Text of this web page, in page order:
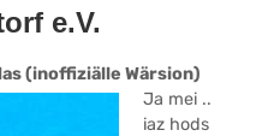
e.V.
(inoffiziälle Wärsion)
Ja mei ..
iaz hods